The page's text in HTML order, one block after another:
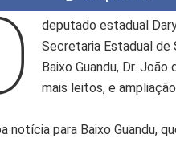
deputado estadual
Secretaria Estadual
Baixo Guandu, Dr.
mais leitos, e
notícia para Baixo Guandu,